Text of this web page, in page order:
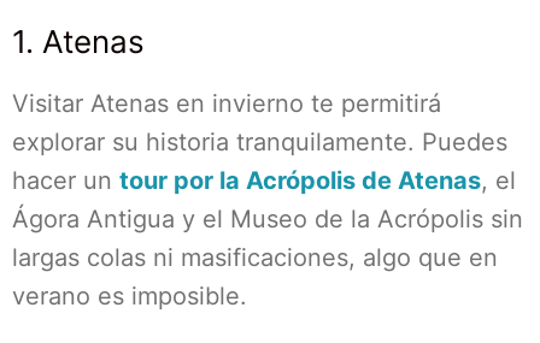
1. Atenas
Visitar Atenas en invierno te permitirá
explorar su historia tranquilamente. Puedes
hacer un tour por la Acrópolis de Atenas, el
Ágora Antigua y el Museo de la Acrópolis sin
largas colas ni masificaciones, algo que en
verano es imposible.